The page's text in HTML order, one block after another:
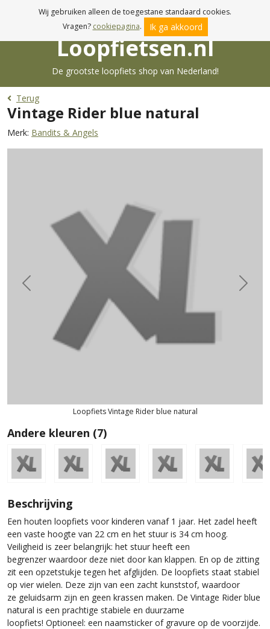
Voor 17:00u besteld, morgen in huis!
Loopfietsen.nl
De grootste loopfiets shop van Nederland!
Terug
Vintage Rider blue natural
Merk: Bandits & Angels
Loopfiets Vintage Rider blue natural
Previous Next
Andere kleuren (7)
Beschrijving
Een houten loopfiets voor kinderen vanaf 1 jaar. Het zadel heeft
een vaste hoogte van 22 cm en het stuur is 34 cm hoog.
Veiligheid is zeer belangrijk: het stuur heeft een
begrenzer waardoor deze niet door kan klappen. En op de zitting
zit een opzetstukje tegen het afglijden. De loopfiets staat stabiel
op vier wielen. Deze zijn van een zacht kunststof, waardoor
ze geluidsarm zijn en geen krassen maken. De Vintage Rider blue
natural is een prachtige stabiele en duurzame
loopfiets! Optioneel: een naamsticker of gravure op de voorzijde.
Wij gebruiken alleen de toegestane standaard cookies.
Vragen? cookiepagina. Ik ga akkoord